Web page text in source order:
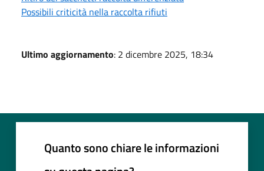
Possibili criticità nella raccolta rifiuti
Ultimo aggiornamento: 2 dicembre 2025, 18:34
Quanto sono chiare le informazioni